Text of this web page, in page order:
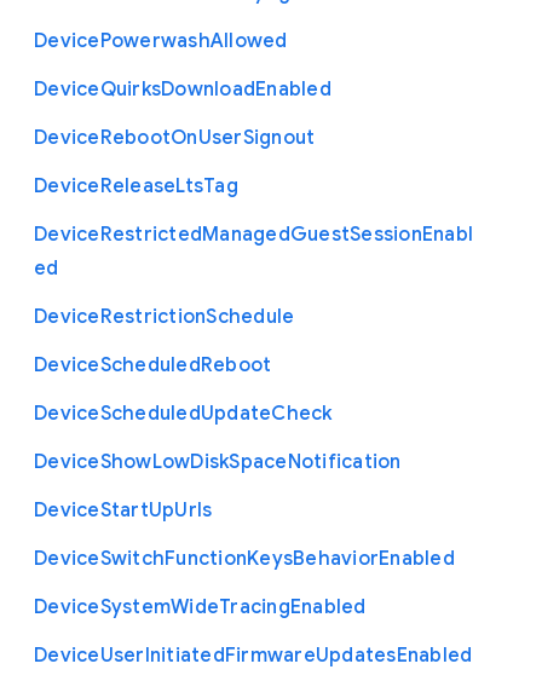
DevicePowerwashAllowed
DeviceQuirksDownloadEnabled
DeviceRebootOnUserSignout
DeviceReleaseLtsTag
DeviceRestrictedManagedGuestSessionEnabl
ed
DeviceRestrictionSchedule
DeviceScheduledReboot
DeviceScheduledUpdateCheck
DeviceShowLowDiskSpaceNotification
DeviceStartUpUrls
DeviceSwitchFunctionKeysBehaviorEnabled
DeviceSystemWideTracingEnabled
DeviceUserInitiatedFirmwareUpdatesEnabled